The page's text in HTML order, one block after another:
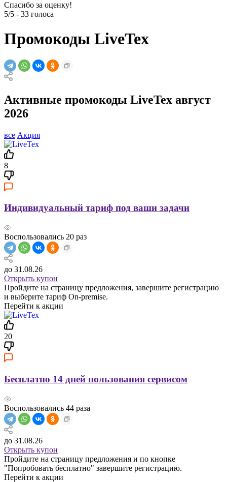
Спасибо за оценку!
5/5 - 33 голоса
Промокоды LiveTex
Активные промокоды LiveTex август
2026
все Акция
8
Индивидуальный тариф под ваши задачи
Воспользовались 20 раз
до 31.08.26
Открыть купон
Пройдите на страницу предложения, завершите регистрацию
и выберите тариф On-premise.
Перейти к акции
20
Бесплатно 14 дней пользования сервисом
Воспользовались 44 раза
до 31.08.26
Открыть купон
Пройдите на страницу предложения и по кнопке
"Попробовать бесплатно" завершите регистрацию.
Перейти к акции